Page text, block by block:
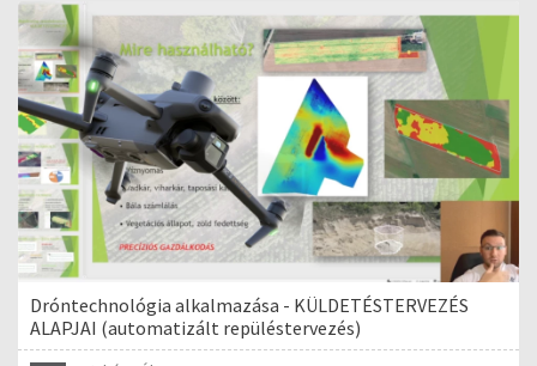
Dróntechnológia alkalmazása - KÜLDETÉSTERVEZÉS
ALAPJAI (automatizált repüléstervezés)